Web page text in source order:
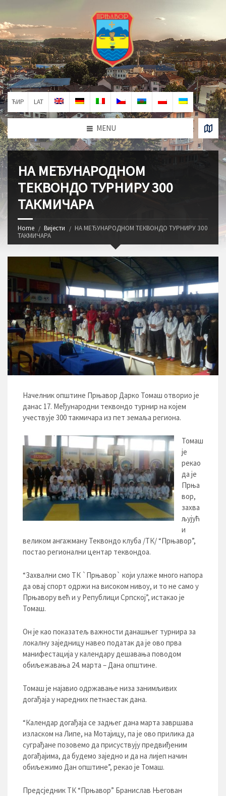
ЋИР LAT
MENU
НА МЕЂУНАРОДНОМ
ТЕКВОНДО ТУРНИРУ 300
ТАКМИЧАРА
Home Вијести
НА МЕЂУНАРОДНОМ ТЕКВОНДО ТУРНИРУ 300
ТАКМИЧАРА
Начелник општине Прњавор Дарко Томаш отворио је
данас 17. Међународни теквондо турнир на којем
учествује 300 такмичара из пет земаља региона.
Томаш
је
рекао
да је
Прња
вор,
захва
љујућ
и
великом ангажману Теквондо клуба /ТК/ “Прњавор”,
постао регионални центар теквондоа.
“Захвални смо ТК `Прњавор` који улаже много напора
да овај спорт одржи на високом нивоу, и то не само у
Прњавору већ и у Републици Српској”, истакао је
Томаш.
Он је као показатељ важности данашњег турнира за
локалну заједницу навео податак да је ово прва
манифестација у календару дешавања поводом
обиљежавања 24. марта – Дана општине.
Томаш је најавио одржавање низа занимљивих
догађаја у наредних петнаестак дана.
“Календар догађаја се задњег дана марта завршава
изласком на Липе, на Мотајицу, па је ово прилика да
суграђане позовемо да присуствују предвиђеним
догађајима, да будемо заједно и да на лијеп начин
обиљежимо Дан општине”, рекао је Томаш.
Предсједник ТК “Прњавор” Бранислав Његован